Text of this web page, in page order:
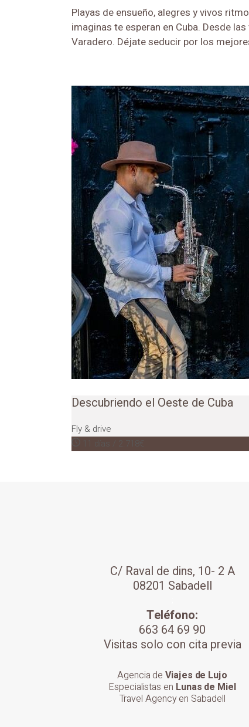
Playas de ensueño, alegres y vivos
imaginas te esperan en Cuba. Desde
Varadero. Déjate seducir por los
Descubriendo el Oeste de Cuba
Fly & drive
11 días / 2.718€
C/ Raval de dins, 10- 2 A
08201 Sabadell
Teléfono:
663 64 69 90
Visitas solo con cita previa
Agencia deViajes de Lujo
Especialistas en Lunas de Miel
Travel Agency en Sabadell